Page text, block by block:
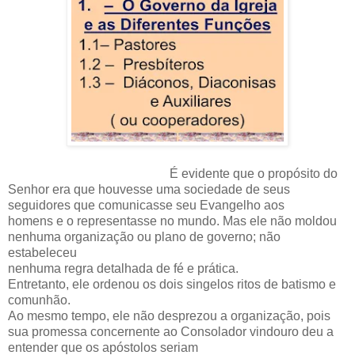
É evidente que o propósito do
Senhor era que houvesse uma sociedade de seus
seguidores que comunicasse seu Evangelho aos
homens e o representasse no mundo. Mas ele não moldou
nenhuma organização ou plano de governo; não
estabeleceu
nenhuma regra detalhada de fé e prática.
Entretanto, ele ordenou os dois singelos ritos de batismo e
comunhão.
Ao mesmo tempo, ele não desprezou a organização, pois
sua promessa concernente ao Consolador vindouro deu a
entender que os apóstolos seriam